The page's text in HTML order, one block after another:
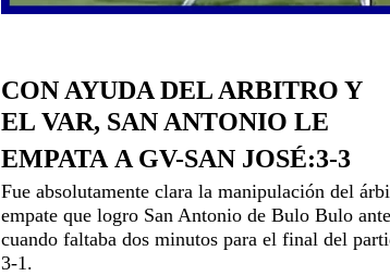
CON AYUDA DEL ARBITRO Y
EL VAR, SAN ANTONIO LE
EMPATA A GV-SAN JOSÉ:3-3
Fue absolutamente clara la manipulación del
empate que logro San Antonio de Bulo Bulo
cuando faltaba dos minutos para el final del
3-1.